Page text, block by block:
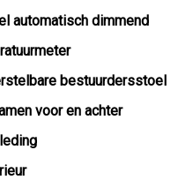
automatisch dimmend
bestuurdersstoel
voor en achter